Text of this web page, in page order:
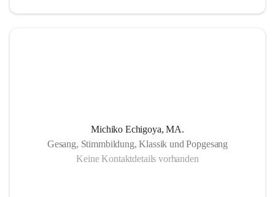
Michiko Echigoya, MA.
Gesang, Stimmbildung, Klassik und Popgesang
Keine Kontaktdetails vorhanden